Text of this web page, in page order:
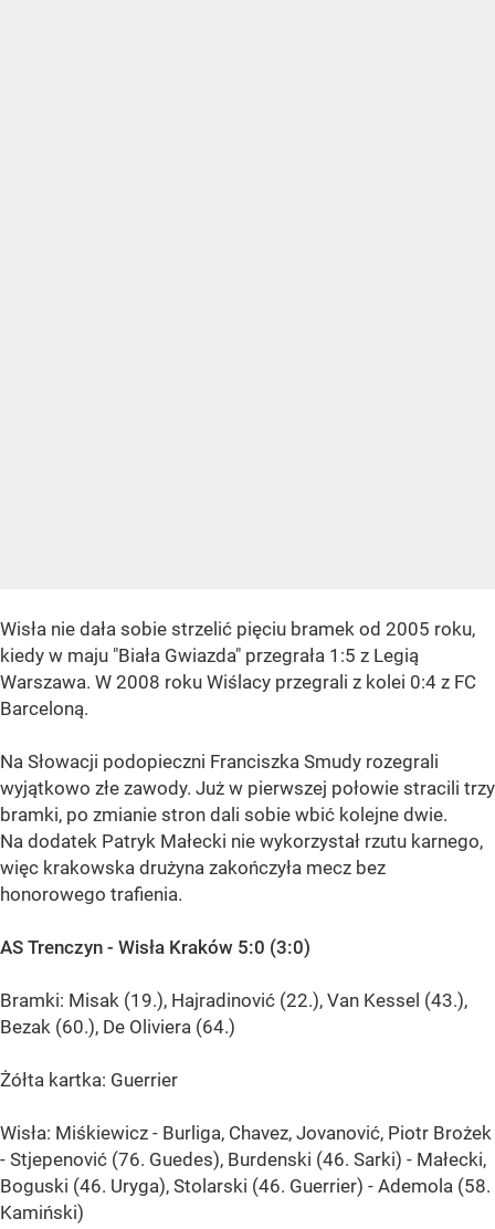
Wisła nie dała sobie strzelić pięciu bramek od 2005 roku,
kiedy w maju "Biała Gwiazda" przegrała 1:5 z Legią
Warszawa. W 2008 roku Wiślacy przegrali z kolei 0:4 z FC
Barceloną.
Na Słowacji podopieczni Franciszka Smudy rozegrali
wyjątkowo złe zawody. Już w pierwszej połowie stracili trzy
bramki, po zmianie stron dali sobie wbić kolejne dwie.
Na dodatek Patryk Małecki nie wykorzystał rzutu karnego,
więc krakowska drużyna zakończyła mecz bez
honorowego trafienia.
AS Trenczyn - Wisła Kraków 5:0 (3:0)
Bramki: Misak (19.), Hajradinović (22.), Van Kessel (43.),
Bezak (60.), De Oliviera (64.)
Żółta kartka: Guerrier
Wisła: Miśkiewicz - Burliga, Chavez, Jovanović, Piotr Brożek
- Stjepenović (76. Guedes), Burdenski (46. Sarki) - Małecki,
Boguski (46. Uryga), Stolarski (46. Guerrier) - Ademola (58.
Kamiński)